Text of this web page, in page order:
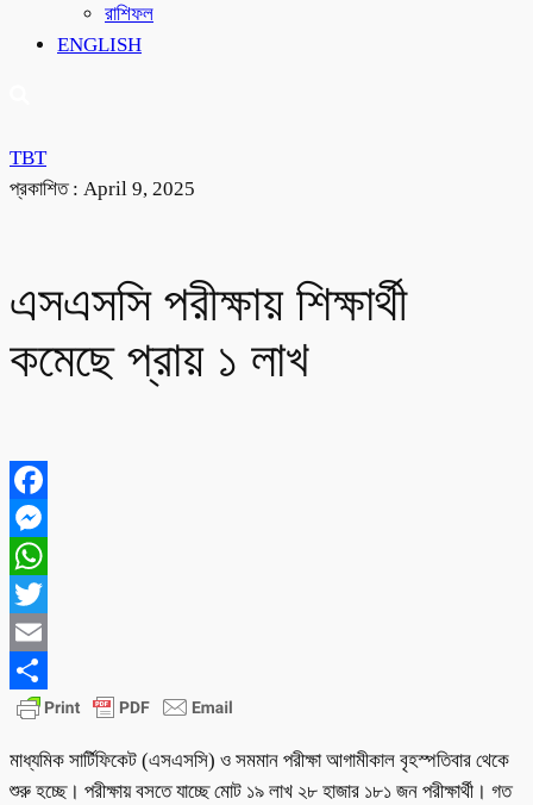
রাশিফল
ENGLISH
TBT
প্রকাশিত : April 9, 2025
এসএসসি পরীক্ষায় শিক্ষার্থী
কমেছে প্রায় ১ লাখ
Facebook
Messenger
WhatsApp
Twitter
Email
Share
মাধ্যমিক সার্টিফিকেট (এসএসসি) ও সমমান পরীক্ষা আগামীকাল বৃহস্পতিবার থেকে
শুরু হচ্ছে। পরীক্ষায় বসতে যাচ্ছে মোট ১৯ লাখ ২৮ হাজার ১৮১ জন পরীক্ষার্থী। গত